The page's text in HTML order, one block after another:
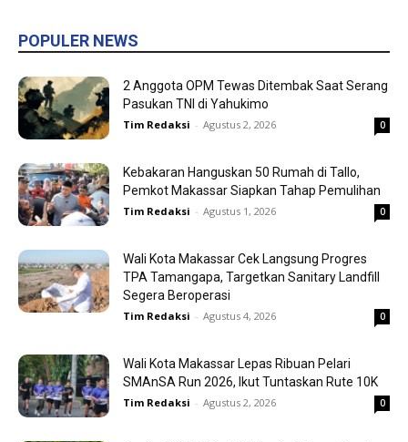
POPULER NEWS
2 Anggota OPM Tewas Ditembak Saat Serang
Pasukan TNI di Yahukimo
Tim Redaksi - Agustus 2, 2026 0
Kebakaran Hanguskan 50 Rumah di Tallo,
Pemkot Makassar Siapkan Tahap Pemulihan
Tim Redaksi - Agustus 1, 2026 0
Wali Kota Makassar Cek Langsung Progres
TPA Tamangapa, Targetkan Sanitary Landfill
Segera Beroperasi
Tim Redaksi - Agustus 4, 2026 0
Wali Kota Makassar Lepas Ribuan Pelari
SMAnSA Run 2026, Ikut Tuntaskan Rute 10K
Tim Redaksi - Agustus 2, 2026 0